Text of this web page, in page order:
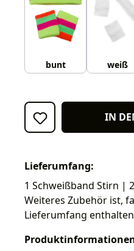
bunt weiß
IN
Lieferumfang:
1 Schweißband Stirn |
Weiteres Zubehör ist,
Lieferumfang